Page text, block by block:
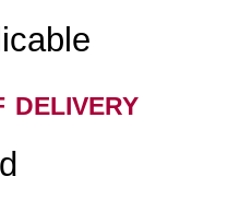
delivery